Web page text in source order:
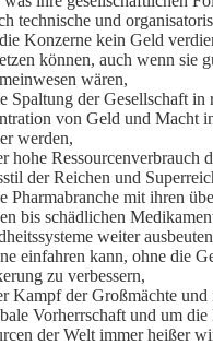
technische und
Konzerne kein Geld
können, auch wenn sie
wären,
Spaltung der Gesellschaft
von Geld und Macht
werden,
hohe Ressourcenverbrauch
der Reichen und
Pharmabranche mit ihren
bis schädlichen
weiter
einfahren kann, ohne die
zu verbessern,
Kampf der Großmächte
Vorherrschaft und um die
der Welt immer heißer